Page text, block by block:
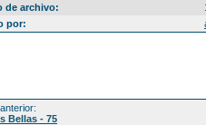
de archivo:
por:
Bellas - 75